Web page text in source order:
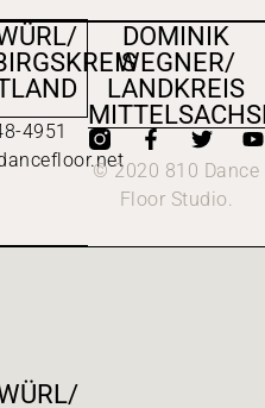
4951
DOMINIK
WEGNER/
LANDKREIS
© 2020 810 Dance
Floor Studio.